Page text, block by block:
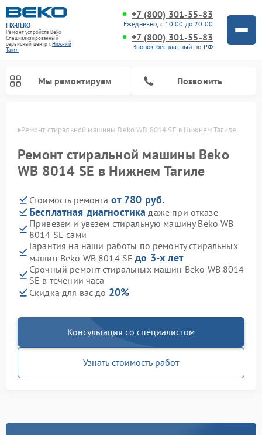
FIX-BEKO
Ремонт устройств Beko
Специализированный
cервисный центр г.Нижний
Тагил
+7 (800) 301-55-83
Ежедневно, с 10:00 до 20:00
+7 (800) 301-55-83
Звонок бесплатный по РФ
Мы ремонтируем Позвонить
Ремонт стиральной машины Beko WB 8014 SE в Нижнем Тагиле
Ремонт стиральной машины Beko
WB 8014 SE в Нижнем Тагиле
Стоимость ремонта от 780 руб.
Бесплатная диагностика даже при отказе
Привезем и увезем стиральную машину Beko WB
8014 SE сами
Гарантия на наши работы по ремонту стиральных
машин Beko WB 8014 SEдо 3-х лет
Срочный ремонт стиральных машин Beko WB 8014
SE в течении часа
Скидка для вас до 20%
Консультация со специалистом
Узнать стоимость работ